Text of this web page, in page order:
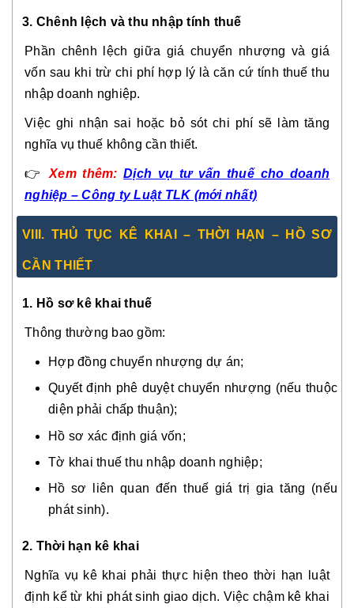
3. Chênh lệch và thu nhập tính thuế
Phần chênh lệch giữa giá chuyển nhượng và giá
vốn sau khi trừ chi phí hợp lý là căn cứ tính thuế thu
nhập doanh nghiệp.
Việc ghi nhận sai hoặc bỏ sót chi phí sẽ làm tăng
nghĩa vụ thuế không cần thiết.
👉Xem thêm:Dịch vụ tư vấn thuế cho doanh
nghiệp – Công ty Luật TLK (mới nhất)
VIII. THỦ TỤC KÊ KHAI – THỜI HẠN – HỒ SƠ
CẦN THIẾT
1. Hồ sơ kê khai thuế
Thông thường bao gồm:
Hợp đồng chuyển nhượng dự án;
Quyết định phê duyệt chuyển nhượng (nếu thuộc
diện phải chấp thuận);
Hồ sơ xác định giá vốn;
Tờ khai thuế thu nhập doanh nghiệp;
Hồ sơ liên quan đến thuế giá trị gia tăng (nếu
phát sinh).
2. Thời hạn kê khai
Nghĩa vụ kê khai phải thực hiện theo thời hạn luật
định kể từ khi phát sinh giao dịch. Việc chậm kê khai